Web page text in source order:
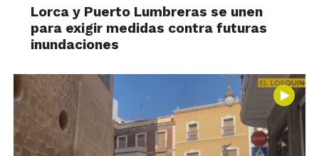
Lorca y Puerto Lumbreras se unen
para exigir medidas contra futuras
inundaciones